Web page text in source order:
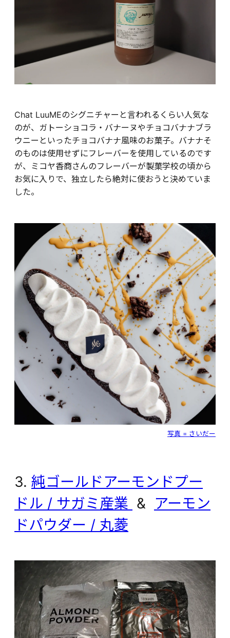
Chat LuuMEのシグニチャーと言われるくらい人気な
のが、ガトーショコラ・バナーヌやチョコバナナブラ
ウニーといったチョコバナナ風味のお菓子。バナナそ
のものは使用せずにフレーバーを使用しているのです
が、ミコヤ香商さんのフレーバーが製菓学校の頃から
お気に入りで、独立したら絶対に使おうと決めていま
した。
写真 = さいだー
3. 純ゴールドアーモンドプー
ドル / サガミ産業 & アーモン
ドパウダー / 丸菱